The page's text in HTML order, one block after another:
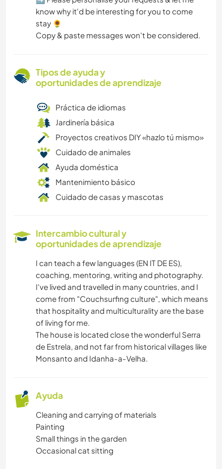
know why it'd be interesting for you to come
stay 🌻
Copy & paste messages won't be considered.
Tipos de ayuda y
oportunidades de aprendizaje
Práctica de idiomas
Jardinería básica
Proyectos creativos DIY «hazlo tú mismo»
Cuidado de animales
Ayuda doméstica
Mantenimiento básico
Cuidado de casas y mascotas
Intercambio cultural y
oportunidades de aprendizaje
I can teach a few languages (EN IT DE ES),
coaching, mentoring, writing and photography.
I've lived and travelled in many countries, and I
come from "Couchsurfing culture", which means
that hospitality and multiculturality are the base
of living for me.
The house is located close the wonderful Serra
de Estrela, and not far from historical villages like
Monsanto and Idanha-a-Velha.
Ayuda
Cleaning and carrying of materials
Painting
Small things in the garden
Occasional cat sitting